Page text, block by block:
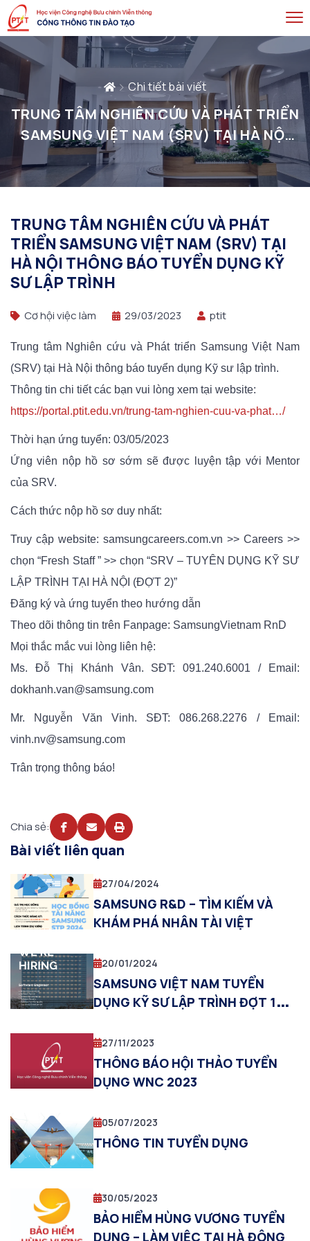
Chi tiết bài viết
TRUNG TÂM NGHIÊN CỨU VÀ PHÁT TRIỂN
SAMSUNG VIỆT NAM (SRV) TẠI HÀ NỘI
THÔNG BÁO TUYỂN DỤNG KỸ SƯ LẬP
TRÌNH
TRUNG TÂM NGHIÊN CỨU VÀ PHÁT
TRIỂN SAMSUNG VIỆT NAM (SRV) TẠI
HÀ NỘI THÔNG BÁO TUYỂN DỤNG KỸ
SƯ LẬP TRÌNH
Cơ hội việc làm 29/03/2023 ptit
Trung tâm Nghiên cứu và Phát triển Samsung Việt Nam
(SRV) tại Hà Nội thông báo tuyển dụng Kỹ sư lập trình.
Thông tin chi tiết các bạn vui lòng xem tại website:
https://portal.ptit.edu.vn/trung-tam-nghien-cuu-va-phat…/
Thời hạn ứng tuyển: 03/05/2023
Ứng viên nộp hồ sơ sớm sẽ được luyện tập với Mentor
của SRV.
Cách thức nộp hồ sơ duy nhất:
Truy cập website: samsungcareers.com.vn >> Careers >>
chọn “Fresh Staff ” >> chọn “SRV – TUYÊN DỤNG KỸ SƯ
LẬP TRÌNH TẠI HÀ NỘI (ĐỢT 2)”
Đăng ký và ứng tuyển theo hướng dẫn
Theo dõi thông tin trên Fanpage: SamsungVietnam RnD
Mọi thắc mắc vui lòng liên hệ:
Ms. Đỗ Thị Khánh Vân. SĐT: 091.240.6001 / Email:
dokhanh.van@samsung.com
Mr. Nguyễn Văn Vinh. SĐT: 086.268.2276 / Email:
vinh.nv@samsung.com
Trân trọng thông báo!
Chia sẻ:
Bài viết liên quan
27/04/2024
SAMSUNG R&D – TÌM KIẾM VÀ
KHÁM PHÁ NHÂN TÀI VIỆT
20/01/2024
SAMSUNG VIỆT NAM TUYỂN
DỤNG KỸ SƯ LẬP TRÌNH ĐỢT 1
27/11/2023
THÔNG BÁO HỘI THẢO TUYỂN
DỤNG WNC 2023
05/07/2023
THÔNG TIN TUYỂN DỤNG
30/05/2023
BẢO HIỂM HÙNG VƯƠNG TUYỂN
DỤNG – LÀM VIỆC TẠI HÀ ĐÔNG